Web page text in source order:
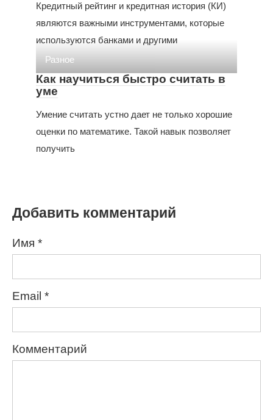
Кредитный рейтинг и кредитная история (КИ)
являются важными инструментами, которые
используются банками и другими
Разное
Как научиться быстро считать в
уме
Умение считать устно дает не только хорошие
оценки по математике. Такой навык позволяет
получить
Добавить комментарий
Имя *
Email *
Комментарий